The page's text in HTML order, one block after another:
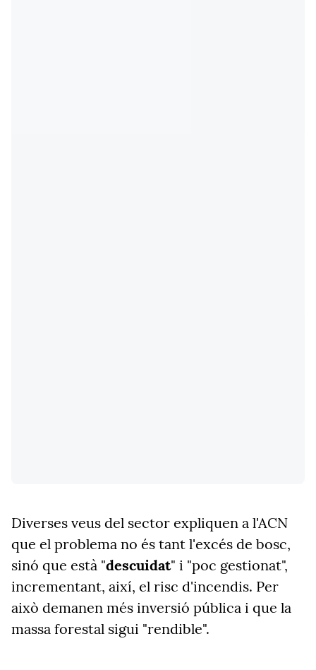
Diverses veus del sector expliquen a l'ACN
que el problema no és tant l'excés de bosc,
sinó que està "descuidat" i "poc gestionat",
incrementant, així, el risc d'incendis. Per
això demanen més inversió pública i que la
massa forestal sigui "rendible".